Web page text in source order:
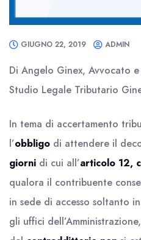
GIUGNO 22, 2019 ADMIN
Di Angelo Ginex, Avvocato
Studio Legale Tributario
In tema di accertamento
l’obbligo di attendere il
giorni di cui all’articolo 12,
qualora il contribuente
in sede di accesso soltanto in
gli uffici